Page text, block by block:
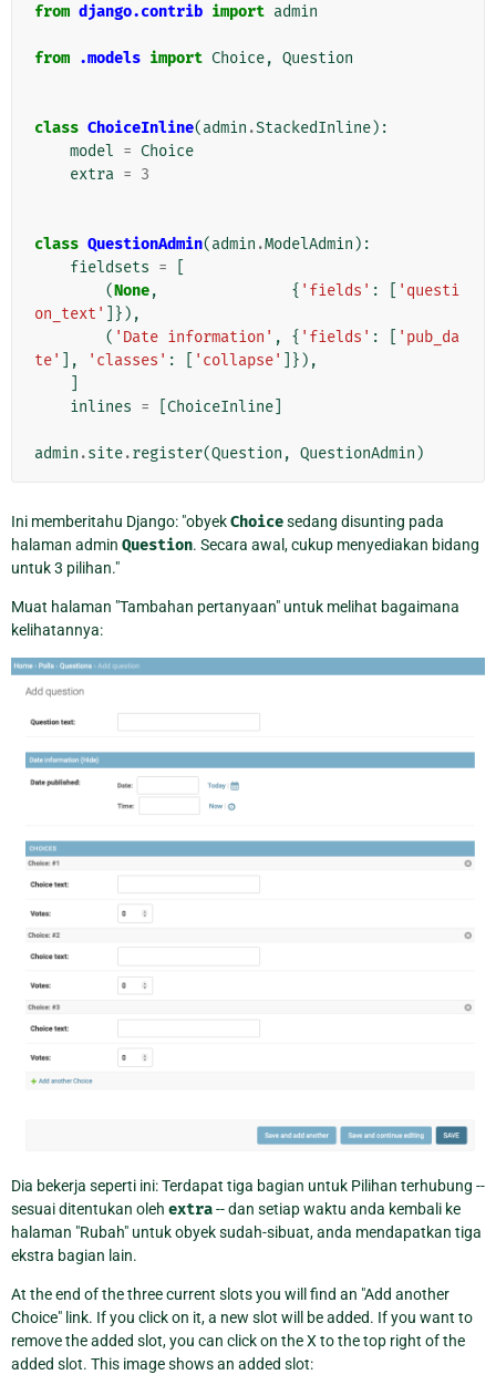
from django.contrib import admin
from .models import Choice, Question
class ChoiceInline(admin .StackedInline):
model = Choice
extra = 3
class QuestionAdmin(admin .ModelAdmin ):
fieldsets =
(None, { 'fields' :
'questi
on_text'
]}),
( 'Date information' , { 'fields' :
'pub_da
te'
], 'classes' : 'collapse'
]}),
inlines = ChoiceInline
admin .site.register(Question , QuestionAdmin )
Ini memberitahu Django: "obyekChoicesedang disunting pada
halaman admin Question. Secara awal, cukup menyediakan bidang
untuk 3 pilihan."
Muat halaman "Tambahan pertanyaan" untuk melihat bagaimana
kelihatannya:
Dia bekerja seperti ini: Terdapat tiga bagian untuk Pilihan terhubung --
sesuai ditentukan oleh extra-- dan setiap waktu anda kembali ke
halaman "Rubah" untuk obyek sudah-sibuat, anda mendapatkan tiga
ekstra bagian lain.
At the end of the three current slots you will find an "Add another
Choice" link. If you click on it, a new slot will be added. If you want to
remove the added slot, you can click on the X to the top right of the
added slot. This image shows an added slot: